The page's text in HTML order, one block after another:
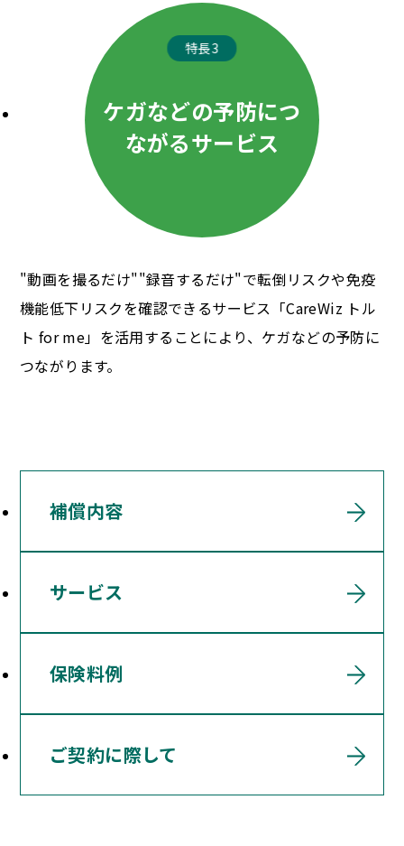
特長3
ケガなどの予防につ
ながるサービス
"動画を撮るだけ""録音するだけ"で転倒リスクや免疫
機能低下リスクを確認できるサービス「CareWiz トル
ト for me」を活用することにより、ケガなどの予防に
つながります。
補償内容
サービス
保険料例
ご契約に際して